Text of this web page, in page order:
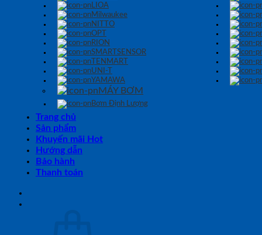
LIOA
Milwaukee
NITTO
OPT
RION
SMARTSENSOR
TENMART
UNI-T
YAMAWA
MÁY BƠM
Bơm Định Lượng
Trang chủ
Sản phẩm
Khuyến mãi Hot
Hướng dẫn
Bảo hành
Thanh toán